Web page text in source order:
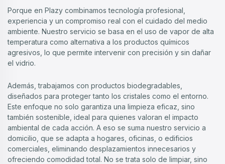
Porque en Plazy combinamos tecnología profesional,
experiencia y un compromiso real con el cuidado del medio
ambiente. Nuestro servicio se basa en el uso de vapor de alta
temperatura como alternativa a los productos químicos
agresivos, lo que permite intervenir con precisión y sin dañar
el vidrio.
Además, trabajamos con productos biodegradables,
diseñados para proteger tanto los cristales como el entorno.
Este enfoque no solo garantiza una limpieza eficaz, sino
también sostenible, ideal para quienes valoran el impacto
ambiental de cada acción. A eso se suma nuestro servicio a
domicilio, que se adapta a hogares, oficinas, o edificios
comerciales, eliminando desplazamientos innecesarios y
ofreciendo comodidad total. No se trata solo de limpiar, sino